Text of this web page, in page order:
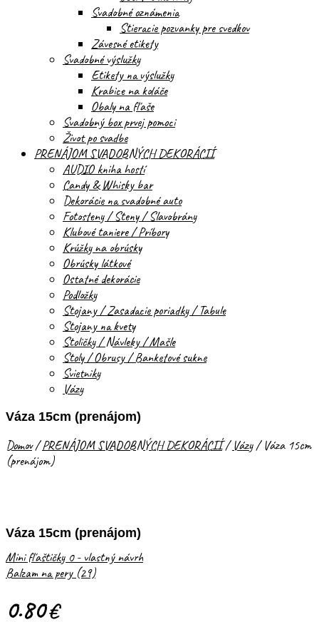
Svadobné oznámenia
Stieracie pozvanky pre svedkov
Závesné etikety
Svadobné výslužky
Etikety na výslužky
Krabice na koláče
Obaly na fľaše
Svadobný box prvej pomoci
Život po svadbe
PRENÁJOM SVADOBNÝCH DEKORÁCIÍ
AUDIO kniha hostí
Candy & Whisky bar
Dekorácie na svadobné auto
Fotosteny / Steny / Slavobrány
Klubové taniere / Príbory
Krúžky na obrúsky
Obrúsky látkové
Ostatné dekorácie
Podložky
Stojany / Zasadacie poriadky / Tabule
Stojany na kvety
Stoličky / Návleky / Mašle
Stoly / Obrusy / Banketové sukne
Svietniky
Vázy
Váza 15cm (prenájom)
Domov/PRENÁJOM SVADOBNÝCH DEKORÁCIÍ/Vázy/Váza 15cm
(prenájom)
Váza 15cm (prenájom)
Mini fľaštičky 0 - vlastný návrh
Balzam na pery (29)
0.80€